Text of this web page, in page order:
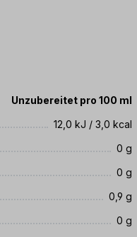
Unzubereitet pro 100 ml
12,0 kJ / 3,0 kcal
0 g
0 g
0,9 g
0 g